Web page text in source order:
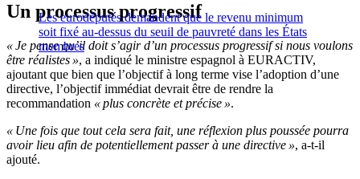
Les eurodéputés demandent que le revenu minimum
soit fixé au-dessus du seuil de pauvreté dans les États
membres
Un processus progressif
« Je pense qu’il doit s’agir d’un processus progressif si nous voulons
être réalistes », a indiqué le ministre espagnol à EURACTIV,
ajoutant que bien que l’objectif à long terme vise l’adoption d’une
directive, l’objectif immédiat devrait être de rendre la
recommandation « plus concrète et précise ».
« Une fois que tout cela sera fait, une réflexion plus poussée pourra
avoir lieu afin de potentiellement passer à une directive », a-t-il
ajouté.